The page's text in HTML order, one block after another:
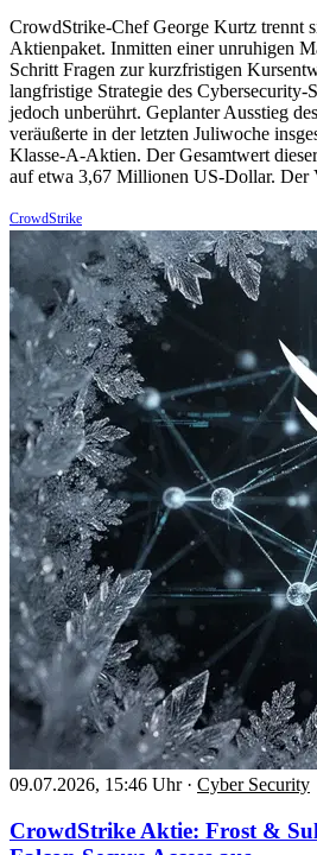
CrowdStrike-Chef George Kurtz trennt
Aktienpaket. Inmitten einer unruhigen
Schritt Fragen zur kurzfristigen
langfristige Strategie des Cybersecurity-
jedoch unberührt. Geplanter Ausstieg
veräußerte in der letzten Juliwoche
Klasse-A-Aktien. Der Gesamtwert
auf etwa 3,67 Millionen US-Dollar.
CrowdStrike
09.07.2026, 15:46 Uhr · Cyber Security
CrowdStrike Aktie: Frost &